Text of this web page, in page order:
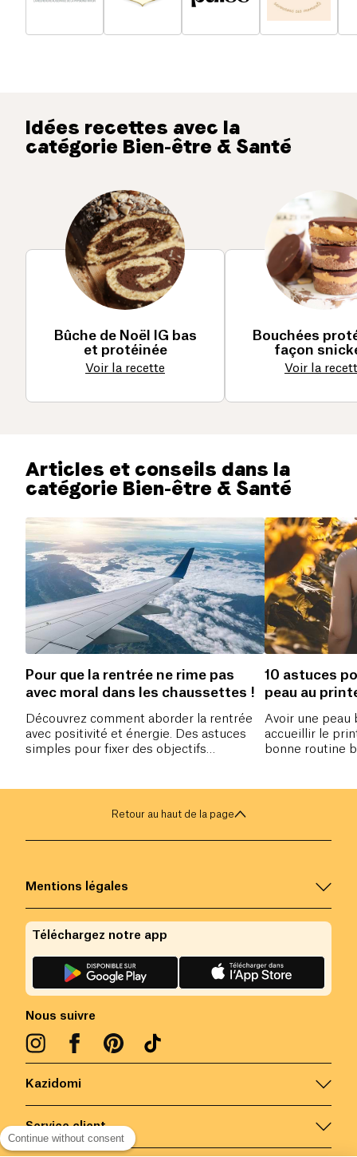
Idées recettes avec la
catégorie Bien-être & Santé
Bûche de Noël IG bas
et protéinée
Voir la recette
Bouchées
façon
Voir la
Articles et conseils dans la
catégorie Bien-être & Santé
Pour que la rentrée ne rime pas
avec moral dans les chaussettes !
Découvrez comment aborder la rentrée
avec positivité et énergie. Des astuces
simples pour fixer des objectifs
personnelle et d'épanouissement, loin de
10 astuces
peau au
Avoir une peau
accueillir le
bonne routine
Retour au haut de la page
Kazidomi
Service client
Mentions légales
Nous suivre
Téléchargez notre app
Continue without consent